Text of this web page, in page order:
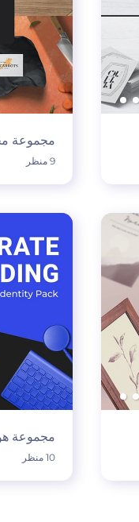
مجموعة
9 منظر
مجموعة
10 منظر